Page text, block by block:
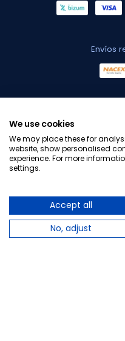
Envíos
We use cookies
We may place these for
website, show personalised
experience. For more
settings.
Accept all
No, adjust